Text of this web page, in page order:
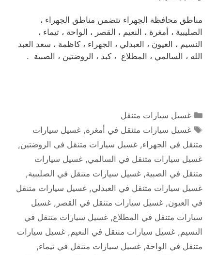
مناطق محافظة الجهراء تتضمن مناطق الجهراء ،
الصليبية ، أمغرة ، النعيم ، القصر ، الواحة ، تيماء ،
النسيم ، العيون ، العبدلي ، الجهراء ، كاظمة ، سعد العبد
الله ، السالمي ، المطلاع ، كبد ، الروضتين ، الصبية .
التصنيفات
غسيل سيارات متنقل
الوسوم
غسيل سيارات متنقل في أمغرة,غسيل سيارات
متنقل في الجهراء, غسيل سيارات متنقل في الروضتين,
غسيل سيارات متنقل في السالمي, غسيل سيارات
متنقل في الصبية, غسيل سيارات متنقل في الصليبية,
غسيل سيارات متنقل في العبدلي, غسيل سيارات متنقل
في العيون, غسيل سيارات متنقل في القصر , غسيل
سيارات متنقل في المطلاع, غسيل سيارات متنقل في
النسيم, غسيل سيارات متنقل في النعيم, غسيل سيارات
متنقل في الواحة, غسيل سيارات متنقل في تيماء,